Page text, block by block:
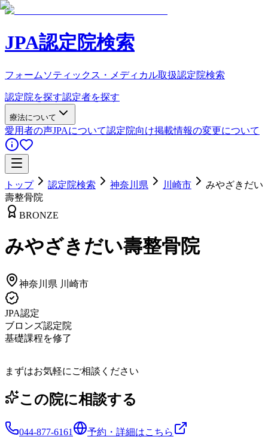
JPA認定院検索
フォームソティックス・メディカル取扱認定院検索
認定院を探す認定者を探す
療法について
愛用者の声JPAについて認定院向け掲載情報の変更について
トップ 認定院検索 神奈川県 川崎市
みやざきだい
壽整骨院
BRONZE
みやざきだい壽整骨院
神奈川県 川崎市
JPA認定
ブロンズ認定院
基礎課程を修了
まずはお気軽にご相談ください
この院に相談する
044-877-6161 予約・詳細はこちら